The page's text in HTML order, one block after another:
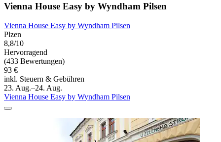
Vienna House Easy by Wyndham Pilsen
Vienna House Easy by Wyndham Pilsen
Plzen
8,8/10
Hervorragend
(433 Bewertungen)
93 €
inkl. Steuern & Gebühren
23. Aug.–24. Aug.
Vienna House Easy by Wyndham Pilsen